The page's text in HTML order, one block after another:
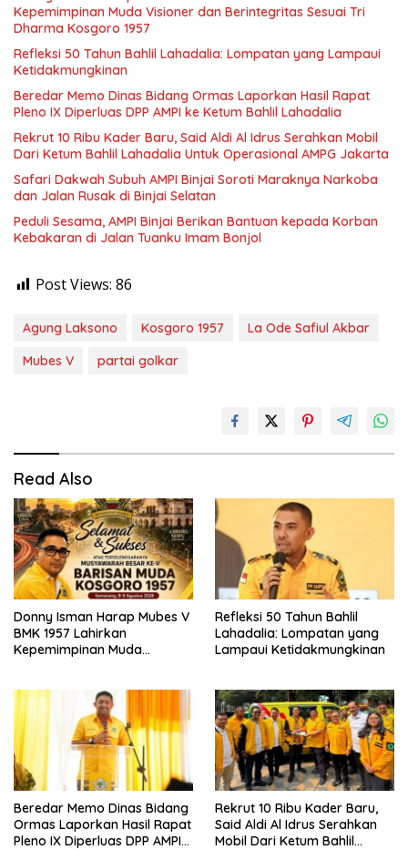
Kepemimpinan Muda Visioner dan Berintegritas Sesuai Tri
Dharma Kosgoro 1957
Refleksi 50 Tahun Bahlil Lahadalia: Lompatan yang Lampaui
Ketidakmungkinan
Beredar Memo Dinas Bidang Ormas Laporkan Hasil Rapat
Pleno IX Diperluas DPP AMPI ke Ketum Bahlil Lahadalia
Rekrut 10 Ribu Kader Baru, Said Aldi Al Idrus Serahkan Mobil
Dari Ketum Bahlil Lahadalia Untuk Operasional AMPG Jakarta
Safari Dakwah Subuh AMPI Binjai Soroti Maraknya Narkoba
dan Jalan Rusak di Binjai Selatan
Peduli Sesama, AMPI Binjai Berikan Bantuan kepada Korban
Kebakaran di Jalan Tuanku Imam Bonjol
Post Views: 86
Agung Laksono Kosgoro 1957
La Ode Safiul Akbar
Mubes V
partai golkar
Read Also
Donny Isman Harap Mubes V
BMK 1957 Lahirkan
Kepemimpinan Muda
1957
Refleksi 50 Tahun Bahlil
Lahadalia: Lompatan yang
Lampaui Ketidakmungkinan
Beredar Memo Dinas Bidang
Ormas Laporkan Hasil Rapat
Pleno IX Diperluas DPP AMPI
Rekrut 10 Ribu Kader Baru,
Said Aldi Al Idrus Serahkan
Mobil Dari Ketum Bahlil